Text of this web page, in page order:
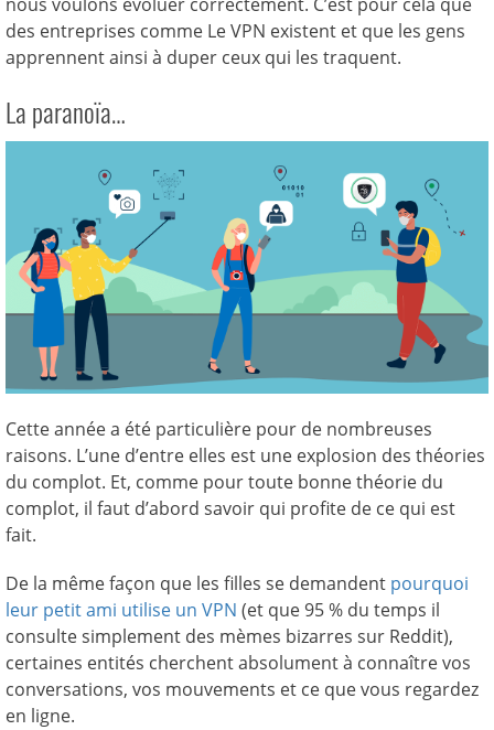
des entreprises comme Le VPN existent et que les gens
apprennent ainsi à duper ceux qui les traquent.
La paranoïa…
Cette année a été particulière pour de nombreuses
raisons. L’une d’entre elles est une explosion des théories
du complot. Et, comme pour toute bonne théorie du
complot, il faut d’abord savoir qui profite de ce qui est
fait.
De la même façon que les filles se demandent pourquoi
leur petit ami utilise un VPN (et que 95 % du temps il
consulte simplement des mèmes bizarres sur Reddit),
certaines entités cherchent absolument à connaître vos
conversations, vos mouvements et ce que vous regardez
en ligne.